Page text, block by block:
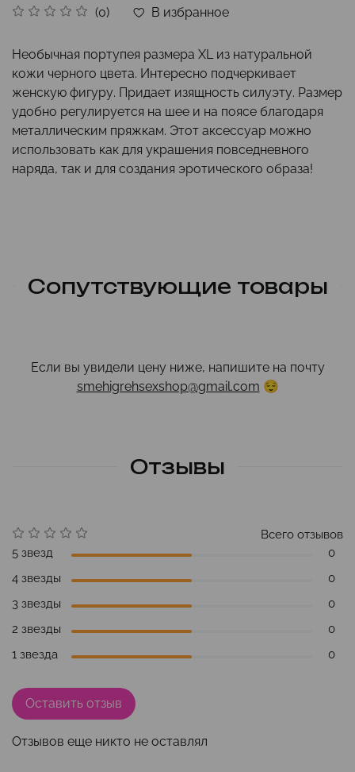
(0) В избранное
Необычная портупея размера XL из натуральной
кожи черного цвета. Интересно подчеркивает
женскую фигуру. Придает изящность силуэту. Размер
удобно регулируется на шее и на поясе благодаря
металлическим пряжкам. Этот аксессуар можно
использовать как для украшения повседневного
наряда, так и для создания эротического образа!
Сопутствующие товары
Если вы увидели цену ниже, напишите на почту
smehigrehsexshop@gmail.com 😌
Отзывы
Отзывов еще никто не оставлял
Всего отзывов
5 звезд
0
4 звезды
0
3 звезды
0
2 звезды
0
1 звезда
0
Оставить отзыв